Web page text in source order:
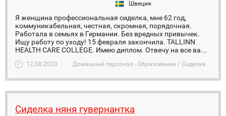
Швеция
Я женщина профессиональная сиделка, мне 62 год,
коммуникабельная, честная, скромная, порядочная.
Работала в семьях в Германии. Без вредных привычек.
Ищу работу по уходу! 15 февраля закончила. TALLINN
HEALTH CARE COLLEGE. Имею диплом. Отвечу на все ва...
12.08.2020 Домашний персонал - Образование / Сиделка
Сиделка няня гувернантка